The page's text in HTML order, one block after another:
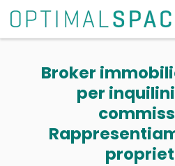
Broker
per